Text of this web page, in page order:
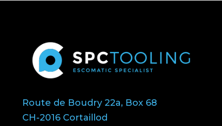
Route de Boudry 22a, Box 68
CH-2016 Cortaillod